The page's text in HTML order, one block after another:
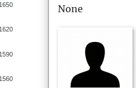
1650
1620
1590
1560
None